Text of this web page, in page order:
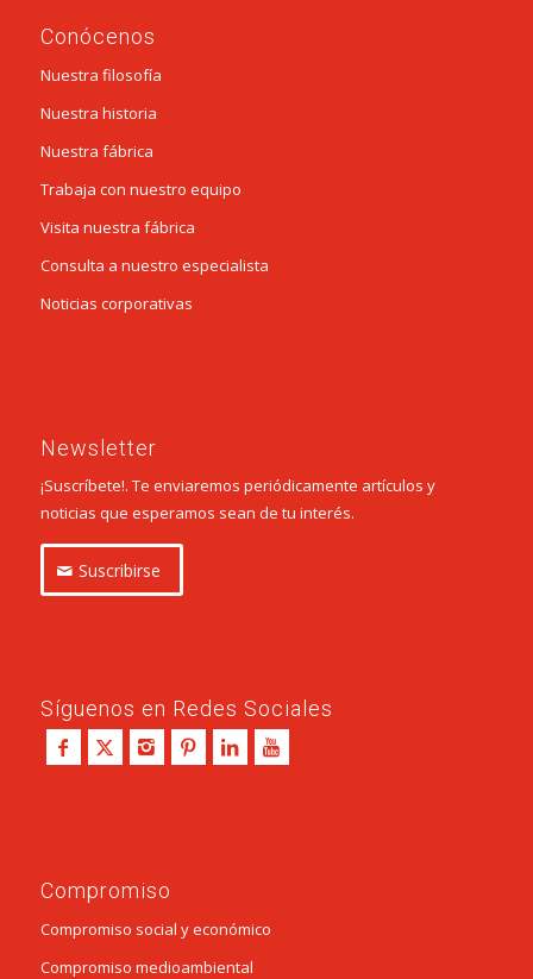
Conócenos
Nuestra filosofía
Nuestra historia
Nuestra fábrica
Trabaja con nuestro equipo
Visita nuestra fábrica
Consulta a nuestro especialista
Noticias corporativas
Newsletter
¡Suscríbete!. Te enviaremos periódicamente artículos y
noticias que esperamos sean de tu interés.
Suscribirse
Síguenos en Redes Sociales
Compromiso
Compromiso social y económico
Compromiso medioambiental